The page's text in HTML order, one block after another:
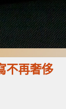
不再奢侈